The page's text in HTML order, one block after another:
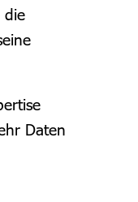
die
Daten